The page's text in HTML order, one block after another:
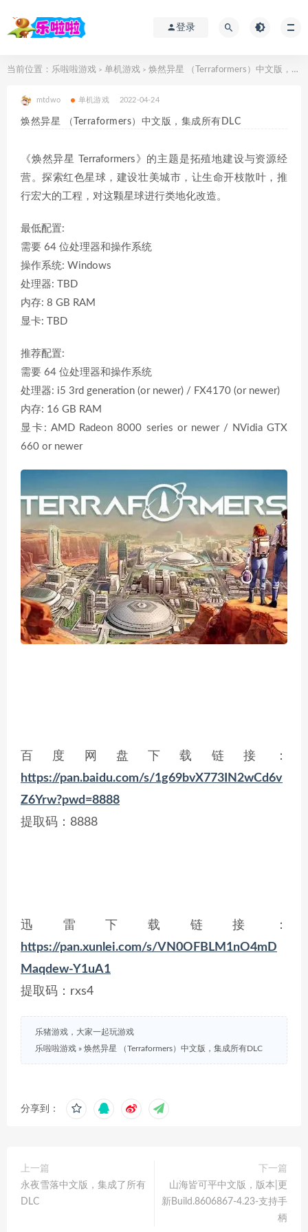
登录
当前位置： 乐啦啦游戏 > 单机游戏 > 焕然异星 （Terraformers）中文版，集成所有DLC
mtdwo 单机游戏 2022-04-24
焕然异星 （Terraformers）中文版，集成所有DLC
《焕然异星 Terraformers》的主题是拓殖地建设与资源经
营。探索红色星球，建设壮美城市，让生命开枝散叶，推
行宏大的工程，对这颗星球进行类地化改造。
最低配置:
需要 64 位处理器和操作系统
操作系统: Windows
处理器: TBD
内存: 8 GB RAM
显卡: TBD
推荐配置:
需要 64 位处理器和操作系统
处理器: i5 3rd generation (or newer) / FX4170 (or newer)
内存: 16 GB RAM
显卡: AMD Radeon 8000 series or newer / NVidia GTX
660 or newer
百度网盘下载链接：
https://pan.baidu.com/s/1g69bvX773IN2wCd6v
Z6Yrw?pwd=8888
提取码：8888
迅雷下载链接：
https://pan.xunlei.com/s/VN0OFBLM1nO4mD
Maqdew-Y1uA1
提取码：rxs4
乐猪游戏，大家一起玩游戏
乐啦啦游戏 » 焕然异星 （Terraformers）中文版，集成所有DLC
分享到：
上一篇
永夜雪落中文版，集成了所有
DLC
下一篇
山海皆可平中文版，版本|更
新Build.8606867-4.23-支持手
柄